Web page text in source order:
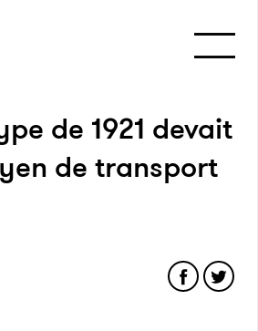
de 1921 devait
de transport